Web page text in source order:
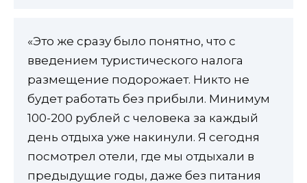
«Это же сразу было понятно, что с
введением туристического налога
размещение подорожает. Никто не
будет работать без прибыли. Минимум
100-200 рублей с человека за каждый
день отдыха уже накинули. Я сегодня
посмотрел отели, где мы отдыхали в
предыдущие годы, даже без питания